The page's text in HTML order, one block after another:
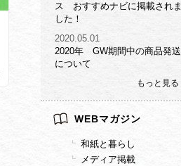
ス おすすめナビに掲載されま
した！
2020.05.01
2020年 GW期間中の商品発送
について
もっと見る
WEBマガジン
和紙と暮らし
メディア掲載